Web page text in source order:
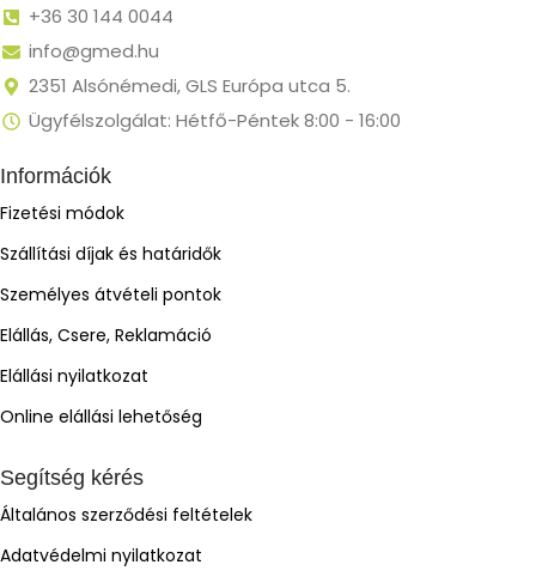
+36 30 144 0044
info@gmed.hu
2351 Alsónémedi, GLS Európa utca 5.
Ügyfélszolgálat: Hétfő-Péntek 8:00 - 16:00
Információk
Fizetési módok
Szállítási díjak és határidők
Személyes átvételi pontok
Elállás, Csere, Reklamáció
Elállási nyilatkozat
Online elállási lehetőség
Segítség kérés
Általános szerződési feltételek
Adatvédelmi nyilatkozat